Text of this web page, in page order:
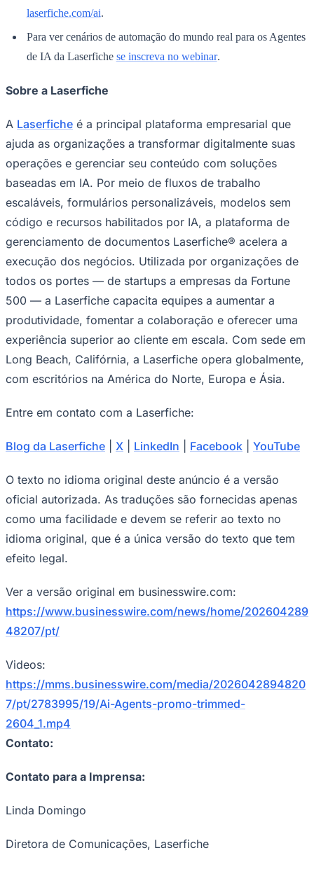
Santos
Flamengo
laserfiche.com/ai.
Para ver cenários de automação do mundo real para os Agentes
de IA da Laserfiche se inscreva no webinar.
Sobre a Laserfiche
A Laserfiche é a principal plataforma empresarial que
ajuda as organizações a transformar digitalmente suas
operações e gerenciar seu conteúdo com soluções
baseadas em IA. Por meio de fluxos de trabalho
escaláveis, formulários personalizáveis, modelos sem
código e recursos habilitados por IA, a plataforma de
gerenciamento de documentos Laserfiche® acelera a
execução dos negócios. Utilizada por organizações de
todos os portes — de startups a empresas da Fortune
500 — a Laserfiche capacita equipes a aumentar a
produtividade, fomentar a colaboração e oferecer uma
experiência superior ao cliente em escala. Com sede em
Long Beach, Califórnia, a Laserfiche opera globalmente,
com escritórios na América do Norte, Europa e Ásia.
Entre em contato com a Laserfiche:
Blog da Laserfiche X LinkedIn Facebook YouTube
O texto no idioma original deste anúncio é a versão
oficial autorizada. As traduções são fornecidas apenas
como uma facilidade e devem se referir ao texto no
idioma original, que é a única versão do texto que tem
efeito legal.
Ver a versão original em businesswire.com:
https://www.businesswire.com/news/home/202604289
48207/pt/
Videos:
https://mms.businesswire.com/media/2026042894820
7/pt/2783995/19/Ai-Agents-promo-trimmed-
2604_1.mp4
Contato:
Contato para a Imprensa:
Linda Domingo
Diretora de Comunicações, Laserfiche